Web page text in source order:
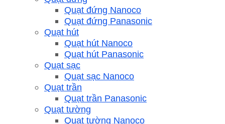
Quạt đứng Nanoco
Quạt đứng Panasonic
Quạt hút
Quạt hút Nanoco
Quạt hút Panasonic
Quạt sạc
Quạt sạc Nanoco
Quạt trần
Quạt trần Panasonic
Quạt tường
Quạt tường Nanoco